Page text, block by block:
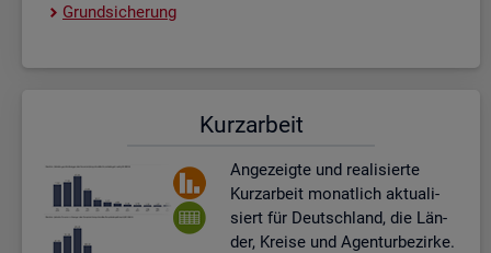
Grund­si­che­rung
Kurz­ar­beit
An­ge­zeig­te und rea­li­sier­te
Kurz­ar­beit mo­nat­lich ak­tua­li­
siert für Deutsch­land, die Län­
der, Krei­se und Agen­tur­be­zir­ke.